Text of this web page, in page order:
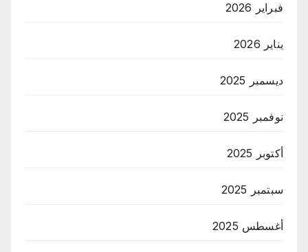
فبراير 2026
يناير 2026
ديسمبر 2025
نوفمبر 2025
أكتوبر 2025
سبتمبر 2025
أغسطس 2025